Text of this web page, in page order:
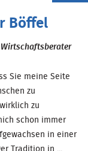
Böffel
Sie meine Seite
zu
zu
schon immer
in einer
Tradition in ...